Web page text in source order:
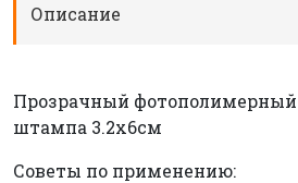
Описание
Прозрачный
штампа 3.2х6см
Советы по применению: